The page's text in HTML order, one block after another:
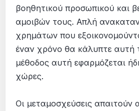
βοηθητικού προσωπικού και
αμοιβών τους. Απλή
χρημάτων που
έναν χρόνο θα κάλυπτε αυτή
μέθοδος αυτή εφαρμόζεται
χώρες.
Οι μεταμοσχεύσεις απαιτούν